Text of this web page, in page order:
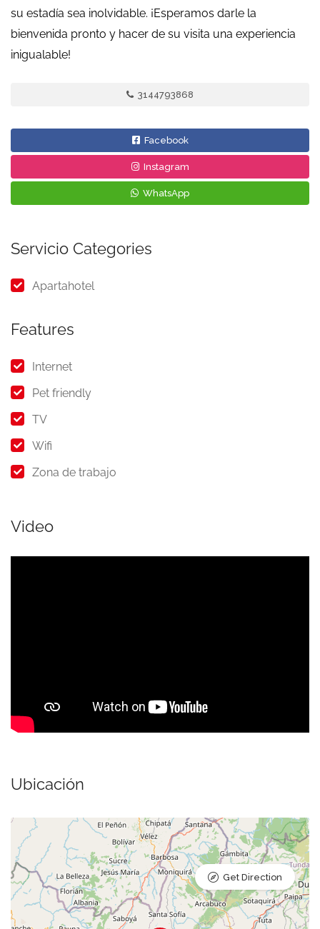
su estadía sea inolvidable. ¡Esperamos darle la
bienvenida pronto y hacer de su visita una experiencia
inigualable!
3144793868
Facebook
Instagram
WhatsApp
Servicio Categories
Apartahotel
Features
Internet
Pet friendly
TV
Wifi
Zona de trabajo
Video
Ubicación
Get Direction